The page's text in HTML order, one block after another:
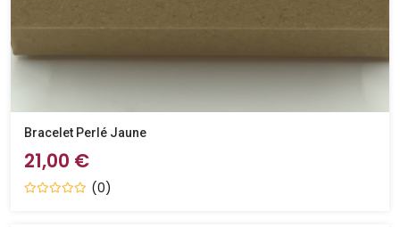
Bracelet Perlé Jaune
21,00 €
(0)